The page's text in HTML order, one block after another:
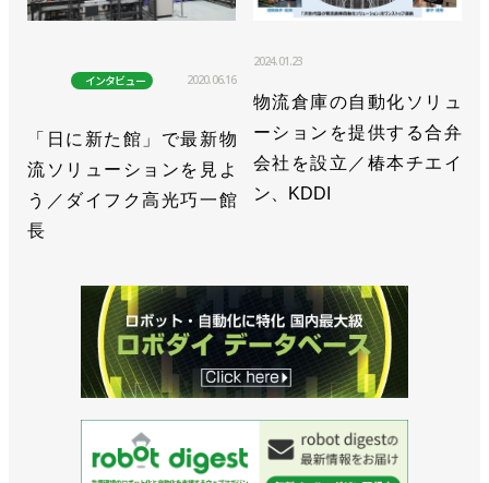
インタビュー 2020.06.16
「日に新た館」で最新物
流ソリューションを見よ
う／ダイフク高光巧一館
長
2024.01.23
物流倉庫の自動化ソリュ
ーションを提供する合弁
会社を設立／椿本チエイ
ン、KDDI